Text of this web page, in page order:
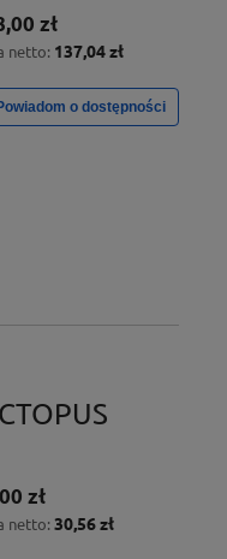
zł
netto: 137,04 zł
o dostępności
zł
netto: 30,56 zł